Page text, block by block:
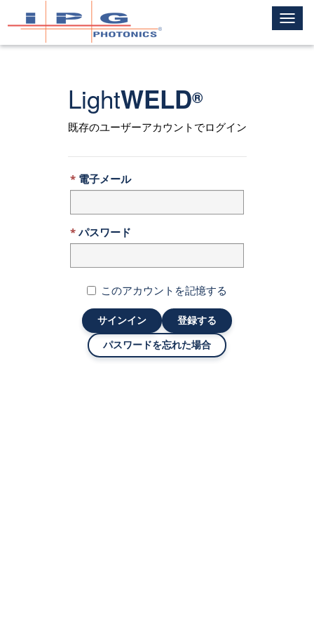
Toggle
LightWELD®
既存のユーザーアカウントでログイン
電子メール
パスワード
このアカウントを記憶する
サインイン
登録する
パスワードを忘れた場合